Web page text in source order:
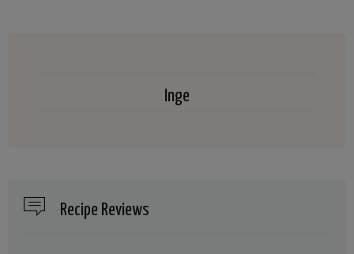
Inge
Recipe Reviews